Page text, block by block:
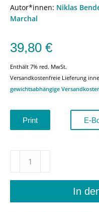
Autor*innen: Niklas
Marchal
39,80 €
Enthält 7% red. MwSt.
Versandkostenfreie Lieferung
gewichtsabhängige
Print E-
Poesie
zwischen
In